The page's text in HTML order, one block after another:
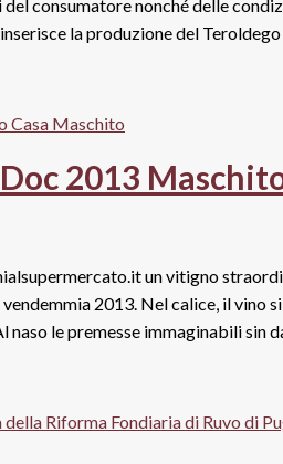
consumatore nonché delle
la produzione del
2013
un vitigno
2013. Nel calice, il vino
le premesse immaginabili sin